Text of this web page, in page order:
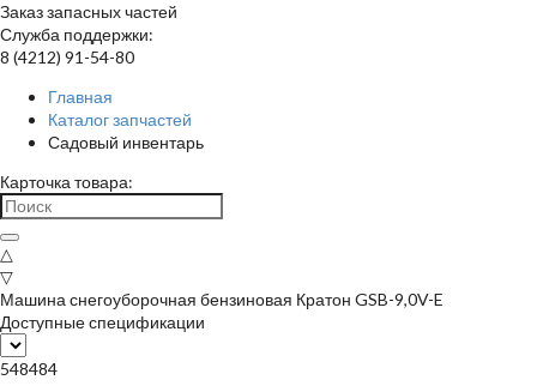
Заказ запасных частей
Служба поддержки:
8 (4212) 91-54-80
Главная
Каталог запчастей
Садовый инвентарь
Карточка товара:
△
▽
Машина снегоуборочная бензиновая Кратон GSB-9,0V-E
Доступные спецификации
548484